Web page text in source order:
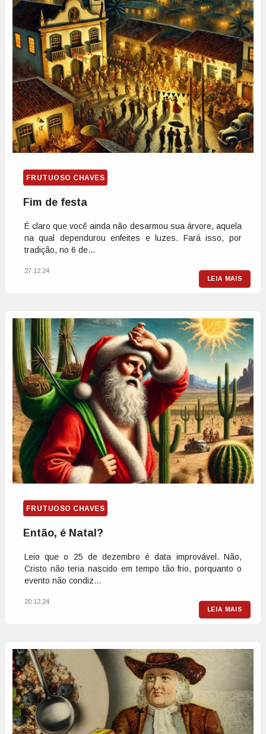
FRUTUOSO CHAVES
Fim de festa
É claro que você ainda não desarmou sua árvore, aquela
na qual dependurou enfeites e luzes. Fará isso, por
tradição, no 6 de...
LEIA MAIS
27.12.24
FRUTUOSO CHAVES
Então, é Natal?
Leio que o 25 de dezembro é data improvável. Não,
Cristo não teria nascido em tempo tão frio, porquanto o
evento não condiz...
LEIA MAIS
20.12.24